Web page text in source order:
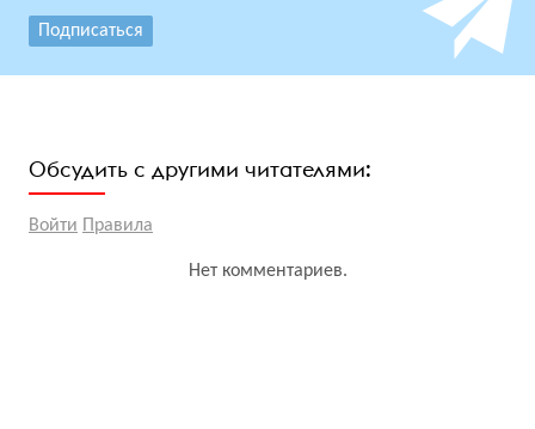
Подписаться
Обсудить с другими читателями:
Войти Правила
Нет комментариев.